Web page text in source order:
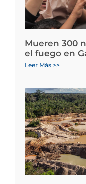
Mueren 300
el fuego en
Leer Más >>